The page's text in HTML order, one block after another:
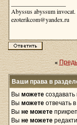
Abyssus abyssum
ezoterikcom@yandex.ru
«
Ваши права в
Вы можете
Вы можетеотвечать
Вы не можете
Вы не можете